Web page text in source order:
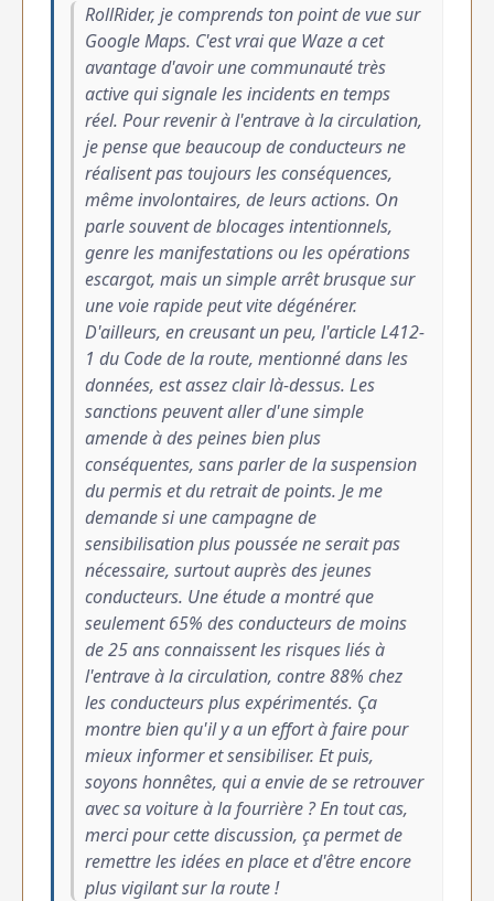
RollRider, je comprends ton point de vue sur
Google Maps. C'est vrai que Waze a cet
avantage d'avoir une communauté très
active qui signale les incidents en temps
réel. Pour revenir à l'entrave à la circulation,
je pense que beaucoup de conducteurs ne
réalisent pas toujours les conséquences,
même involontaires, de leurs actions. On
parle souvent de blocages intentionnels,
genre les manifestations ou les opérations
escargot, mais un simple arrêt brusque sur
une voie rapide peut vite dégénérer.
D'ailleurs, en creusant un peu, l'article L412-
1 du Code de la route, mentionné dans les
données, est assez clair là-dessus. Les
sanctions peuvent aller d'une simple
amende à des peines bien plus
conséquentes, sans parler de la suspension
du permis et du retrait de points. Je me
demande si une campagne de
sensibilisation plus poussée ne serait pas
nécessaire, surtout auprès des jeunes
conducteurs. Une étude a montré que
seulement 65% des conducteurs de moins
de 25 ans connaissent les risques liés à
l'entrave à la circulation, contre 88% chez
les conducteurs plus expérimentés. Ça
montre bien qu'il y a un effort à faire pour
mieux informer et sensibiliser. Et puis,
soyons honnêtes, qui a envie de se retrouver
avec sa voiture à la fourrière ? En tout cas,
merci pour cette discussion, ça permet de
remettre les idées en place et d'être encore
plus vigilant sur la route !